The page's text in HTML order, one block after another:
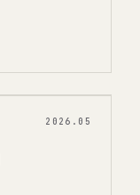
2026.05